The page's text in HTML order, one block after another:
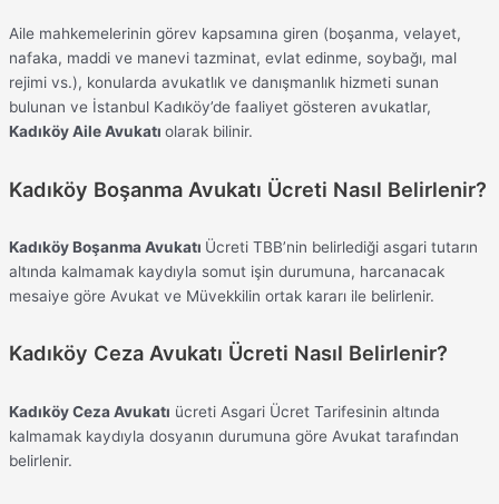
Aile mahkemelerinin görev kapsamına giren (boşanma, velayet,
nafaka, maddi ve manevi tazminat, evlat edinme, soybağı, mal
rejimi vs.), konularda avukatlık ve danışmanlık hizmeti sunan
bulunan ve İstanbul Kadıköy’de faaliyet gösteren avukatlar,
Kadıköy Aile Avukatı olarak bilinir.
Kadıköy Boşanma Avukatı Ücreti Nasıl Belirlenir?
Kadıköy Boşanma Avukatı Ücreti TBB’nin belirlediği asgari tutarın
altında kalmamak kaydıyla somut işin durumuna, harcanacak
mesaiye göre Avukat ve Müvekkilin ortak kararı ile belirlenir.
Kadıköy Ceza Avukatı Ücreti Nasıl Belirlenir?
Kadıköy Ceza Avukatı ücreti Asgari Ücret Tarifesinin altında
kalmamak kaydıyla dosyanın durumuna göre Avukat tarafından
belirlenir.